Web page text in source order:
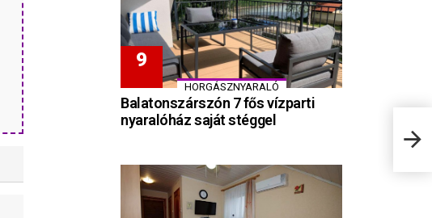
The
HORGÁSZNYARALÓ
Balatonszárszón 7 fős vízparti
nyaralóház saját stéggel